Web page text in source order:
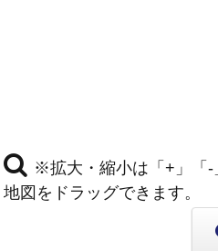
※拡大・縮小は「+」「-
地図をドラッグできます。